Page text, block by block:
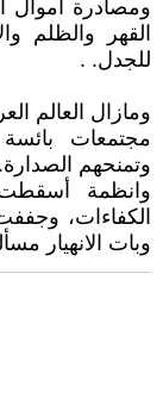
ومصادرة أموال
القهر والظلم
للجدل. .
ومازال العالم
مجتمعات
وتمنحهم
وانظمة
الكفاءات،
وبات الانهيار